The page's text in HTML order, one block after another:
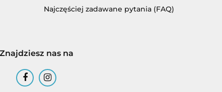
Najczęściej zadawane pytania (FAQ)
Znajdziesz nas na